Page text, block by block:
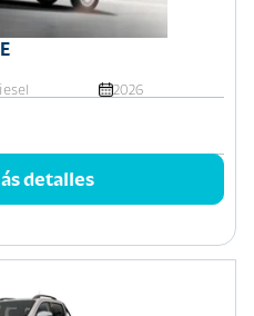
2026
detalles